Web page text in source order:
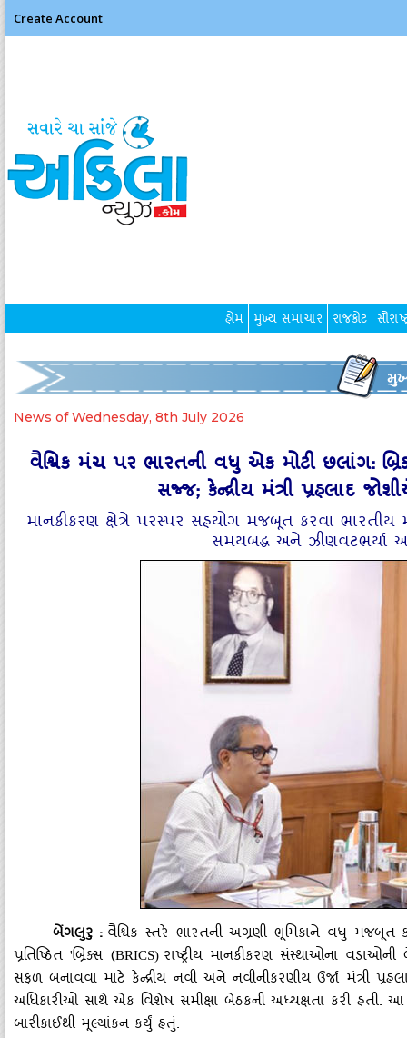
Create Account
હોમ મુખ્ય સમાચાર રાજકોટ
News of Wednesday, 8th July 2026
વૈશ્વિક મંચ પર ભારતની વધુ એક મોટી છલાંગ:
સજ્જ; કેન્દ્રીય મંત્રી પ્રહલાદ
માનકીકરણ ક્ષેત્રે પરસ્પર સહયોગ મજબૂત કરવા
સમયબદ્ધ અને ઝીણવટભર્યા
બેંગલુરુ : વૈશ્વિક સ્તરે ભારતની અગ્રણી ભૂમિકાને વધુ
પ્રતિષ્ઠિત 'બ્રિક્સ (BRICS) રાષ્ટ્રીય માનકીકરણ સંસ્થાઓના વડાઓની
સફળ બનાવવા માટે કેન્દ્રીય નવી અને નવીનીકરણીય ઉર્જા મંત્રી
અધિકારીઓ સાથે એક વિશેષ સમીક્ષા બેઠકની અધ્યક્ષતા કરી હતી.
બારીકાઈથી મૂલ્યાંકન કર્યું હતું.